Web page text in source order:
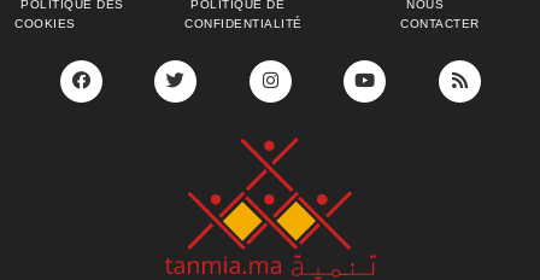
POLITIQUE DES
COOKIES
POLITIQUE DE
CONFIDENTIALITÉ
NOUS
CONTACTER